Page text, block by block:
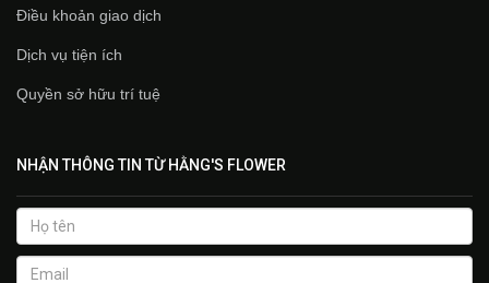
Điều khoản giao dịch
Dịch vụ tiện ích
Quyền sở hữu trí tuệ
NHẬN THÔNG TIN TỪ HẰNG'S FLOWER